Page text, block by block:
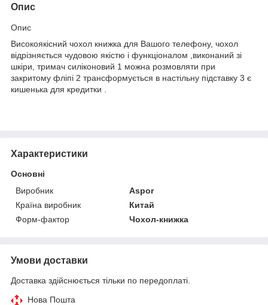
Опис
Опис
Високоякісний чохол книжка для Вашого телефону, чохол
відрізняється чудовою якістю і функціоналом ,виконаний зі
шкіри, тримач силіконовий 1 можна розмовляти при
закритому фліпі 2 трансформується в настільну підставку 3 є
кишенька для кредитки .
Характеристики
Основні
Виробник
Aspor
Країна виробник
Китай
Форм-фактор
Чохол-книжка
Умови доставки
Доставка здійснюється тільки по передоплаті.
Нова Пошта